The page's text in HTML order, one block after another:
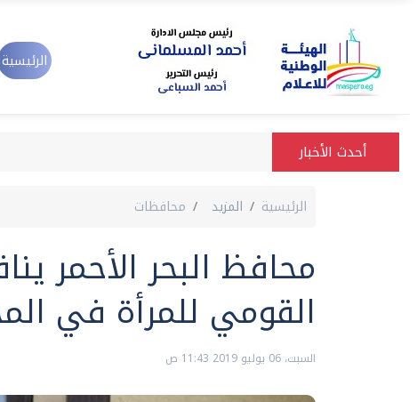
الرئيسية
أحدث الأخبار
الرئيسية المزيد محافظات
محافظ البحر الأحمر
القومي للمرأة في
السبت، 06 يوليو 2019 11:43 ص